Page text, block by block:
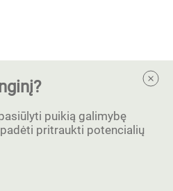
puikią galimybę
pritraukti potencialių